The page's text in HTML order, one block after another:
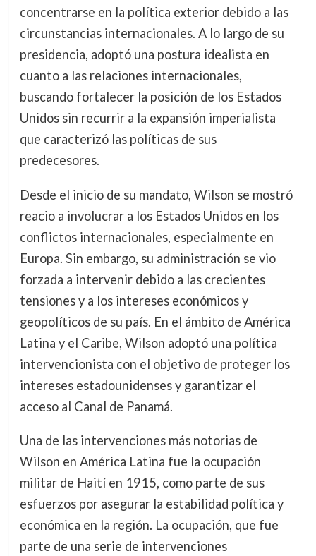
concentrarse en la política exterior debido a las
circunstancias internacionales. A lo largo de su
presidencia, adoptó una postura idealista en
cuanto a las relaciones internacionales,
buscando fortalecer la posición de los Estados
Unidos sin recurrir a la expansión imperialista
que caracterizó las políticas de sus
predecesores.
Desde el inicio de su mandato, Wilson se mostró
reacio a involucrar a los Estados Unidos en los
conflictos internacionales, especialmente en
Europa. Sin embargo, su administración se vio
forzada a intervenir debido a las crecientes
tensiones y a los intereses económicos y
geopolíticos de su país. En el ámbito de América
Latina y el Caribe, Wilson adoptó una política
intervencionista con el objetivo de proteger los
intereses estadounidenses y garantizar el
acceso al Canal de Panamá.
Una de las intervenciones más notorias de
Wilson en América Latina fue la ocupación
militar de Haití en 1915, como parte de sus
esfuerzos por asegurar la estabilidad política y
económica en la región. La ocupación, que fue
parte de una serie de intervenciones